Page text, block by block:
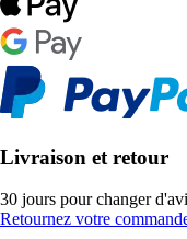
Livraison et retour
30 jours pour changer
Retournez votre